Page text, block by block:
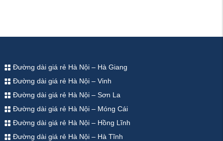
Đường dài giá rẻ Hà Nội – Hà Giang
Đường dài giá rẻ Hà Nội – Vinh
Đường dài giá rẻ Hà Nội – Sơn La
Đường dài giá rẻ Hà Nội – Móng Cái
Đường dài giá rẻ Hà Nội – Hồng Lĩnh
Đường dài giá rẻ Hà Nội – Hà Tĩnh